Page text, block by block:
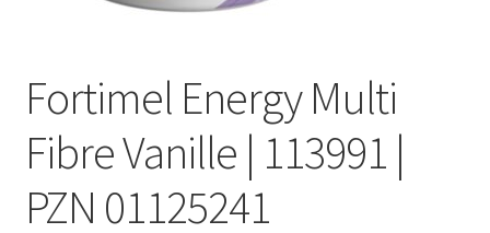
Fortimel Energy Multi
Fibre Vanille | 113991 |
PZN 01125241